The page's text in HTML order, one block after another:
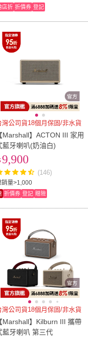
店折 折價券 登記
灣公司貨18個月保固/非水貨
Marshall】ACTON III 家用
藍牙喇叭(奶油白)
銷量>1,000
9,900
(146)
折價券 登記 贈險
灣公司貨18個月保固/非水貨
Marshall】Kilburn III 攜帶
藍牙喇叭 第三代